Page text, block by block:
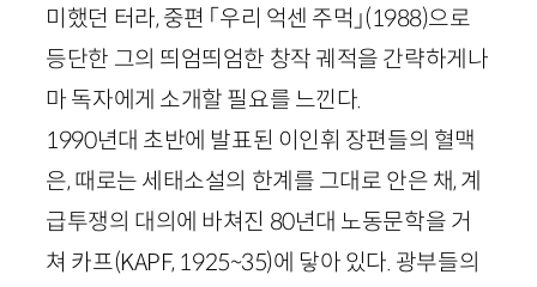
미했던 터라, 중편 「우리 억센 주먹」(1988)으로
등단한 그의 띄엄띄엄한 창작 궤적을 간략하게나
마 독자에게 소개할 필요를 느낀다.
1990년대 초반에 발표된 이인휘 장편들의 혈맥
은, 때로는 세태소설의 한계를 그대로 안은 채, 계
급투쟁의 대의에 바쳐진 80년대 노동문학을 거
쳐 카프(KAPF, 1925~35)에 닿아 있다. 광부들의